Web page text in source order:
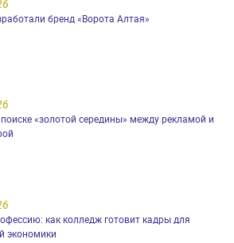
бренд «Ворота Алтая»
«золотой середины» между рекламой и
как колледж готовит кадры для
экономики